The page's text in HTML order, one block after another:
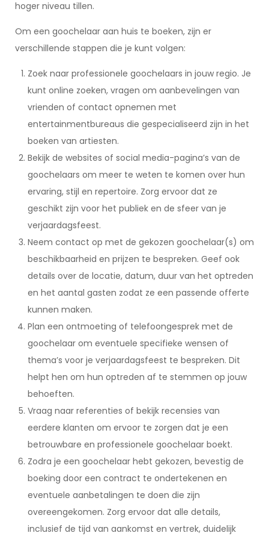
hoger niveau tillen.
Om een goochelaar aan huis te boeken, zijn er
verschillende stappen die je kunt volgen:
Zoek naar professionele goochelaars in jouw regio. Je
kunt online zoeken, vragen om aanbevelingen van
vrienden of contact opnemen met
entertainmentbureaus die gespecialiseerd zijn in het
boeken van artiesten.
Bekijk de websites of social media-pagina’s van de
goochelaars om meer te weten te komen over hun
ervaring, stijl en repertoire. Zorg ervoor dat ze
geschikt zijn voor het publiek en de sfeer van je
verjaardagsfeest.
Neem contact op met de gekozen goochelaar(s) om
beschikbaarheid en prijzen te bespreken. Geef ook
details over de locatie, datum, duur van het optreden
en het aantal gasten zodat ze een passende offerte
kunnen maken.
Plan een ontmoeting of telefoongesprek met de
goochelaar om eventuele specifieke wensen of
thema’s voor je verjaardagsfeest te bespreken. Dit
helpt hen om hun optreden af te stemmen op jouw
behoeften.
Vraag naar referenties of bekijk recensies van
eerdere klanten om ervoor te zorgen dat je een
betrouwbare en professionele goochelaar boekt.
Zodra je een goochelaar hebt gekozen, bevestig de
boeking door een contract te ondertekenen en
eventuele aanbetalingen te doen die zijn
overeengekomen. Zorg ervoor dat alle details,
inclusief de tijd van aankomst en vertrek, duidelijk